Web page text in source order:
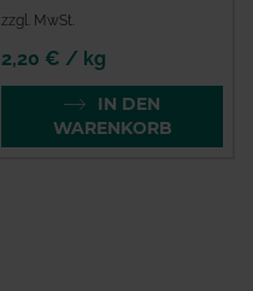
zzgl. MwSt.
2,20 € / kg
IN DEN
WARENKORB